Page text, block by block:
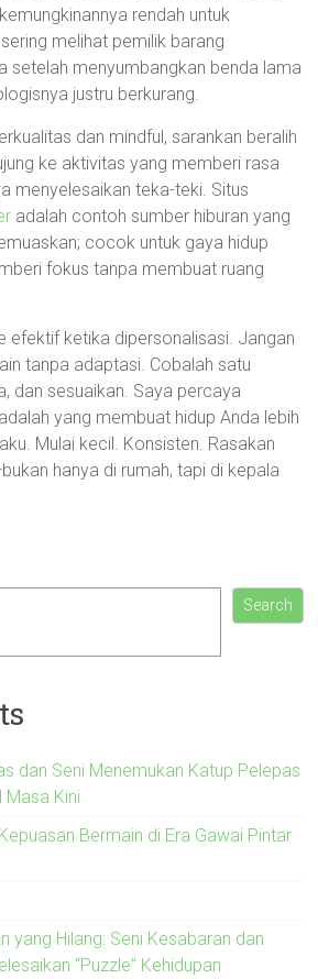
rendah untuk
melihat pemilik barang
setelah menyumbangkan benda lama
justru berkurang.
dan mindful, sarankan beralih
ke aktivitas yang memberi rasa
menyelesaikan teka-teki. Situs
adalah contoh sumber hiburan yang
cocok untuk gaya hidup
fokus tanpa membuat ruang
efektif ketika dipersonalisasi. Jangan
tanpa adaptasi. Cobalah satu
dan sesuaikan. Saya percaya
yang membuat hidup Anda lebih
Mulai kecil. Konsisten. Rasakan
hanya di rumah, tapi di kepala
Search
dan Seni Menemukan Katup Pelepas
Masa Kini
Bermain di Era Gawai Pintar
yang Hilang: Seni Kesabaran dan
“Puzzle” Kehidupan